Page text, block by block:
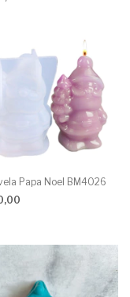
Papa Noel BM4026